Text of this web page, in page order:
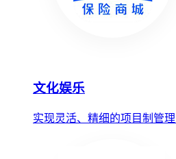
文化娱乐
实现灵活、精细的项目制管